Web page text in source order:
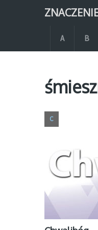
A B
C